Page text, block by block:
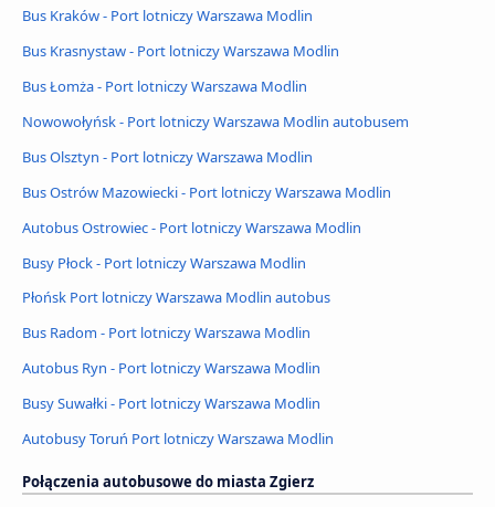
Bus Kraków - Port lotniczy Warszawa Modlin
Bus Krasnystaw - Port lotniczy Warszawa Modlin
Bus Łomża - Port lotniczy Warszawa Modlin
Nowowołyńsk - Port lotniczy Warszawa Modlin autobusem
Bus Olsztyn - Port lotniczy Warszawa Modlin
Bus Ostrów Mazowiecki - Port lotniczy Warszawa Modlin
Autobus Ostrowiec - Port lotniczy Warszawa Modlin
Busy Płock - Port lotniczy Warszawa Modlin
Płońsk Port lotniczy Warszawa Modlin autobus
Bus Radom - Port lotniczy Warszawa Modlin
Autobus Ryn - Port lotniczy Warszawa Modlin
Busy Suwałki - Port lotniczy Warszawa Modlin
Autobusy Toruń Port lotniczy Warszawa Modlin
Połączenia autobusowe do miasta Zgierz